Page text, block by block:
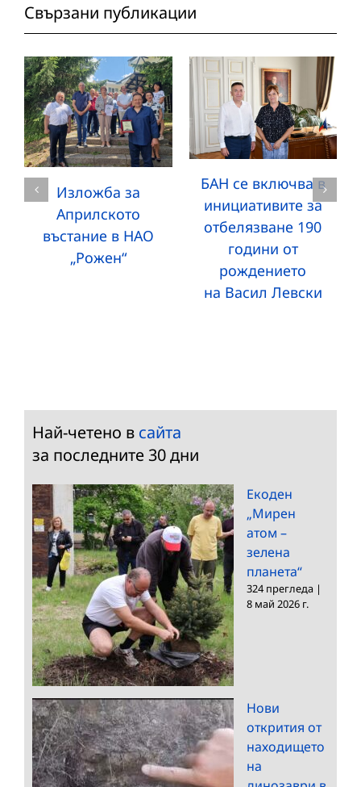
Свързани публикации
Изложба за
Априлското
въстание в НАО
„Рожен“
БАН се включва в
инициативите за
отбелязване 190
години от
рождението
на Васил Левски
Най-четено в сайта
за последните 30 дни
Екоден
„Мирен
атом –
зелена
планета“
324 прегледа |
8 май 2026 г.
Нови
открития от
находището
на